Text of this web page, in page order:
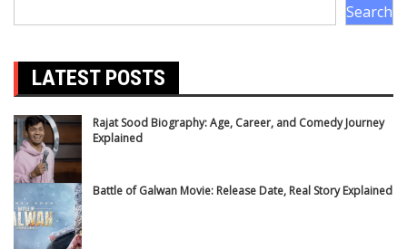
Search
LATEST POSTS
Rajat Sood Biography: Age, Career, and Comedy Journey
Explained
Battle of Galwan Movie: Release Date, Real Story Explained